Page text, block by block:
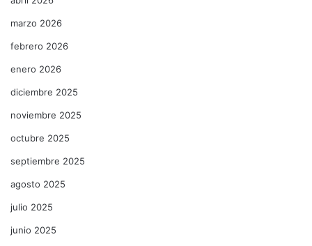
marzo 2026
febrero 2026
enero 2026
diciembre 2025
noviembre 2025
octubre 2025
septiembre 2025
agosto 2025
julio 2025
junio 2025